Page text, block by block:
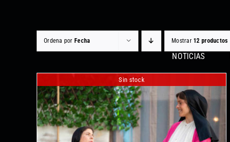
NOTICIAS
Ordena por Fecha Mostrar 12 productos
Sin stock